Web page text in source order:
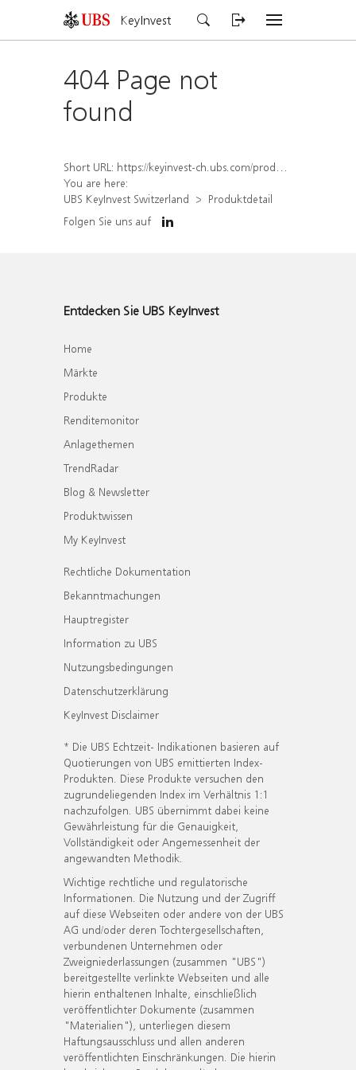
KeyInvest
404 Page not
found
Short URL: https://keyinvest-ch.ubs.com/produkt/detail/index/isin/CH1574365412
You are here:
UBS KeyInvest Switzerland
Produktdetail
Folgen Sie uns auf
Entdecken Sie UBS KeyInvest
Home
Märkte
Produkte
Renditemonitor
Anlagethemen
TrendRadar
Blog & Newsletter
Produktwissen
My KeyInvest
Rechtliche Dokumentation
Bekanntmachungen
Hauptregister
Information zu UBS
Nutzungsbedingungen
Datenschutzerklärung
KeyInvest Disclaimer
* Die UBS Echtzeit- Indikationen basieren auf
Quotierungen von UBS emittierten Index-
Produkten. Diese Produkte versuchen den
zugrundeliegenden Index im Verhältnis 1:1
nachzufolgen. UBS übernimmt dabei keine
Gewährleistung für die Genauigkeit,
Vollständigkeit oder Angemessenheit der
angewandten Methodik.
Wichtige rechtliche und regulatorische
Informationen. Die Nutzung und der Zugriff
auf diese Webseiten oder andere von der UBS
AG und/oder deren Tochtergesellschaften,
verbundenen Unternehmen oder
Zweigniederlassungen (zusammen "UBS")
bereitgestellte verlinkte Webseiten und alle
hierin enthaltenen Inhalte, einschließlich
veröffentlichter Dokumente (zusammen
"Materialien"), unterliegen diesem
Haftungsausschluss und allen anderen
veröffentlichten Einschränkungen. Die hierin